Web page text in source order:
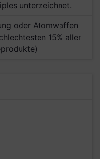
unterzeichnet.
oder Atomwaffen
15% aller